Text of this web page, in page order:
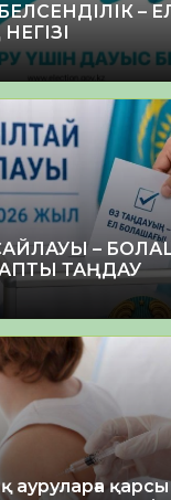
–
–
ТАҢДАУ
қарсы